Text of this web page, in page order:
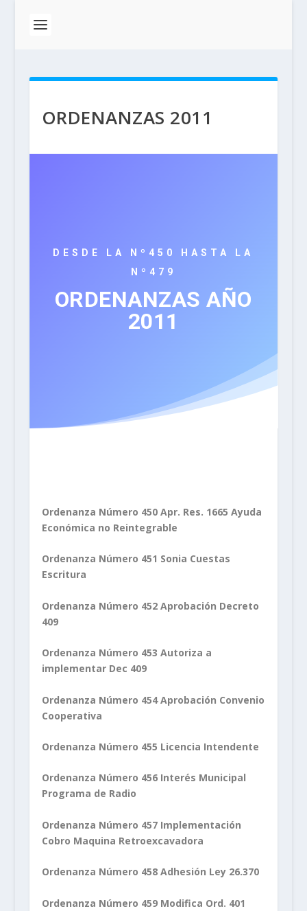
ORDENANZAS 2011
DESDE LA Nº450 HASTA LA
Nº479
ORDENANZAS AÑO
2011
Ordenanza Número 450 Apr. Res. 1665 Ayuda
Económica no Reintegrable
Ordenanza Número 451 Sonia Cuestas
Escritura
Ordenanza Número 452 Aprobación Decreto
409
Ordenanza Número 453 Autoriza a
implementar Dec 409
Ordenanza Número 454 Aprobación Convenio
Cooperativa
Ordenanza Número 455 Licencia Intendente
Ordenanza Número 456 Interés Municipal
Programa de Radio
Ordenanza Número 457 Implementación
Cobro Maquina Retroexcavadora
Ordenanza Número 458 Adhesión Ley 26.370
Ordenanza Número 459 Modifica Ord. 401